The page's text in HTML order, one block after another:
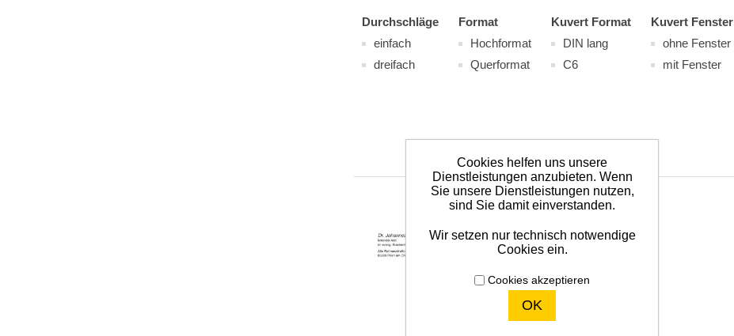
Durchschläge
einfach
dreifach
Format
Hochformat
Querformat
Kuvert Format
DIN lang
C6
Kuvert Fenster
ohne Fenster
mit Fenster
Cookies helfen uns unsere
Dienstleistungen anzubieten. Wenn
Sie unsere Dienstleistungen nutzen,
sind Sie damit einverstanden.
Wir setzen nur technisch notwendige
Cookies ein.
Cookies akzeptieren
OK